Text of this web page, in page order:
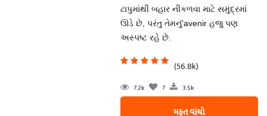
ટાપુમાંથી બહાર નીકળવા માટે સમુંદ્રમાં
ઊડે છે, પરંતુ તેમનું'avenir હજુ પણ
અસ્પષ્ટ રહે છે.
(56.8k)
7.2k 7 3.5k
મફત વાંચો